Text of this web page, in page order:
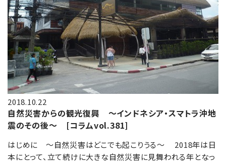
2018.10.22
自然災害からの観光復興 ～インドネシア・スマトラ沖地
震のその後～ [コラムvol.381]
はじめに ～自然災害はどこでも起こりうる～ 2018年は日
本にとって、立て続けに大きな自然災害に見舞われる年となっ